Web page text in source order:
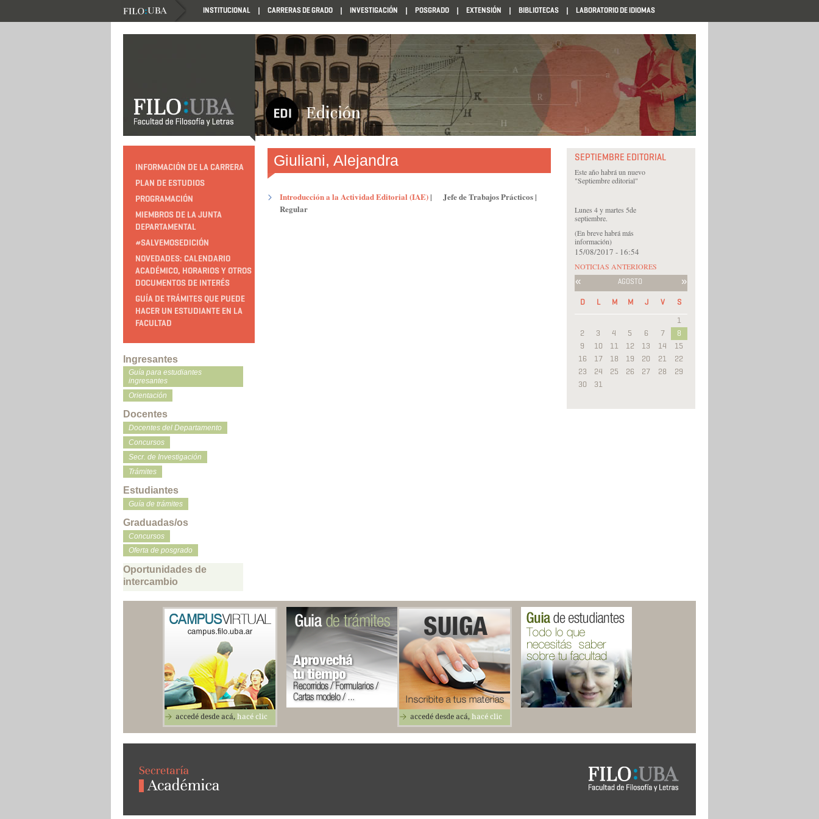
INSTITUCIONAL CARRERAS DE GRADO INVESTIGACIÓN POSGRADO EXTENSIÓN BIBLIOTECAS LABORATORIO DE IDIOMAS
INFORMACIÓN DE LA CARRERA
PLAN DE ESTUDIOS
PROGRAMACIÓN
MIEMBROS DE LA JUNTA
DEPARTAMENTAL
#SALVEMOSEDICIÓN
NOVEDADES: CALENDARIO
ACADÉMICO, HORARIOS Y OTROS
DOCUMENTOS DE INTERÉS
GUÍA DE TRÁMITES QUE PUEDE
HACER UN ESTUDIANTE EN LA
FACULTAD
Ingresantes
Guía para estudiantes
ingresantes
Orientación
Docentes
Docentes del Departamento
Concursos
Secr. de Investigación
Trámites
Estudiantes
Guía de trámites
Graduadas/os
Concursos
Oferta de posgrado
Oportunidades de
intercambio
SEPTIEMBRE EDITORIAL
Este año habrá un nuevo
"Septiembre editorial"
Lunes 4 y martes 5de
septiembre.
(En breve habrá más
información)
15/08/2017 - 16:54
NOTICIAS ANTERIORES
« AGOSTO »
D L M M J V
S
1
2
3 4 5 6 7
8
9
10 11 12 13 14
15
16
17 18 19 20 21
22
23
24 25 26 27 28
29
30
31
Giuliani, Alejandra
Introducción a la Actividad Editorial (IAE)| Jefe de Trabajos Prácticos|
Regular